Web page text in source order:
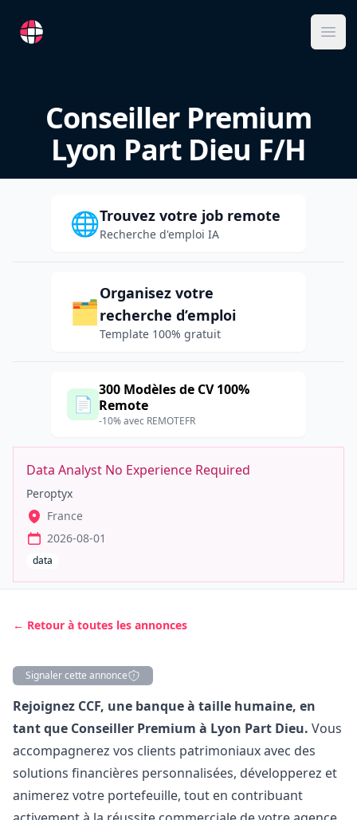
RemoteFR
Conseiller Premium
Lyon Part Dieu F/H
🌐Trouvez votre job remote
Recherche d'emploi IA
🗂️
Organisez votre
recherche d’emploi
Template 100% gratuit
📄
300 Modèles de CV 100%
Remote
-10% avec REMOTEFR
Data Analyst No Experience Required
Peroptyx
France
2026-08-01
data
← Retour à toutes les annonces
Signaler cette annonce
Description
Rejoignez CCF, une banque à taille humaine, en
tant que Conseiller Premium à Lyon Part Dieu. Vous
accompagnerez vos clients patrimoniaux avec des
solutions financières personnalisées, développerez et
animerez votre portefeuille, tout en contribuant